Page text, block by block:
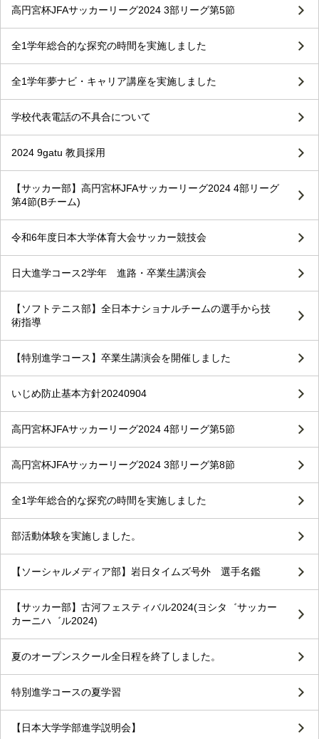
高円宮杯JFAサッカーリーグ2024 3部リーグ第5節
全1学年総合的な探究の時間を実施しました
全1学年夢ナビ・キャリア講座を実施しました
学校代表電話の不具合について
2024 9gatu 教員採用
【サッカー部】高円宮杯JFAサッカーリーグ2024 4部リーグ
第4節(Bチーム)
令和6年度日本大学体育大会サッカー競技会
日大進学コース2学年 進路・卒業生講演会
【ソフトテニス部】全日本ナショナルチームの選手から技
術指導
【特別進学コース】卒業生講演会を開催しました
いじめ防止基本方針20240904
高円宮杯JFAサッカーリーグ2024 4部リーグ第5節
高円宮杯JFAサッカーリーグ2024 3部リーグ第8節
全1学年総合的な探究の時間を実施しました
部活動体験を実施しました。
【ソーシャルメディア部】岩日タイムズ号外 選手名鑑
【サッカー部】古河フェスティバル2024(ヨシタ゛サッカー
カーニハ゛ル2024)
夏のオープンスクール全日程を終了しました。
特別進学コースの夏学習
【日本大学学部進学説明会】